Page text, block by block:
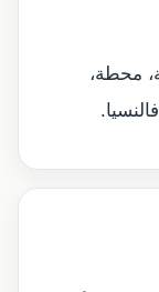
محطة،